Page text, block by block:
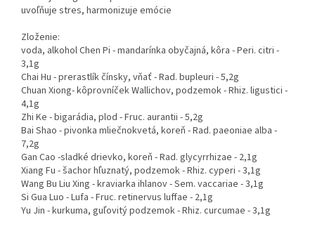
uvoľňuje stres, harmonizuje emócie
Zloženie:
voda, alkohol Chen Pi - mandarínka obyčajná, kôra - Peri. citri -
3,1g
Chai Hu - prerastlík čínsky, vňať - Rad. bupleuri - 5,2g
Chuan Xiong- kôprovníček Wallichov, podzemok - Rhiz. ligustici -
4,1g
Zhi Ke - bigarádia, plod - Fruc. aurantii - 5,2g
Bai Shao - pivonka mliečnokvetá, koreň - Rad. paeoniae alba -
7,2g
Gan Cao -sladké drievko, koreň - Rad. glycyrrhizae - 2,1g
Xiang Fu - šachor hľuznatý, podzemok - Rhiz. cyperi - 3,1g
Wang Bu Liu Xing - kraviarka ihlanov - Sem. vaccariae - 3,1g
Si Gua Luo - Lufa - Fruc. retinervus luffae - 2,1g
Yu Jin - kurkuma, guľovitý podzemok - Rhiz. curcumae - 3,1g